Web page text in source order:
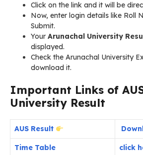
Click on the link and it will be
Now, enter login details like Roll
Submit.
Your Arunachal University
displayed.
Check the Arunachal University
download it.
Important Links of
University Result
AUS Result
Time Table click